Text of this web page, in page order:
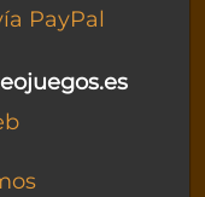
PayPal